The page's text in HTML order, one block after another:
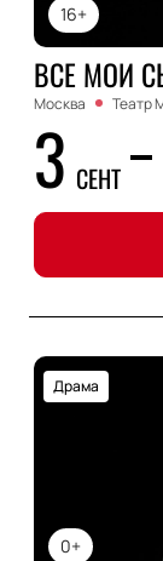
16+
ВСЕ МОИ
Москва Театр
3 СЕНТ
0+
Драма